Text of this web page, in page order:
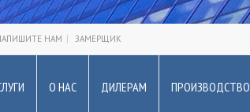
НАМ ЗАМЕРЩИК
О НАС ДИЛЕРАМ ПРОИЗВОДСТВО